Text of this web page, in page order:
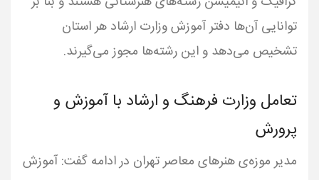
توانایی آن‌ها دفتر آموزش وزارت ارشاد هر استان
تشخیص می‌دهد و این رشته‌ها مجوز می‌گیرند.
تعامل وزارت فرهنگ و ارشاد با آموزش و
پرورش
مدیر موزه‌ی هنرهای معاصر تهران در ادامه گفت: آموزش